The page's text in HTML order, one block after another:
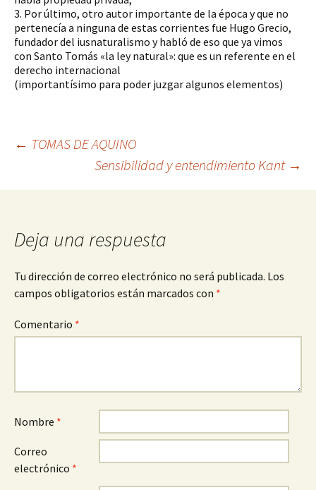
3. Por último, otro autor importante de la época y que no
pertenecía a ninguna de estas corrientes fue Hugo Grecio,
fundador del iusnaturalismo y habló de eso que ya vimos
con Santo Tomás «la ley natural»: que es un referente en el
derecho internacional
(importantísimo para poder juzgar algunos elementos)
Navegación
de
entradas
← TOMAS DE AQUINO
Sensibilidad y entendimiento Kant →
Deja una respuesta
Tu dirección de correo electrónico no será publicada. Los
campos obligatorios están marcados con *
Comentario *
Nombre *
Correo
electrónico *